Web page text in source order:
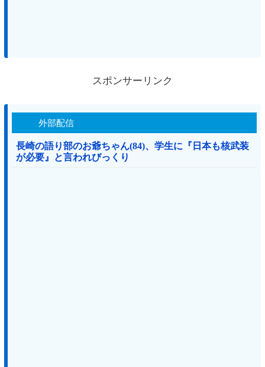
スポンサーリンク
外部配信
長崎の語り部のお爺ちゃん(84)、学生に『日本も核武装
が必要』と言われびっくり